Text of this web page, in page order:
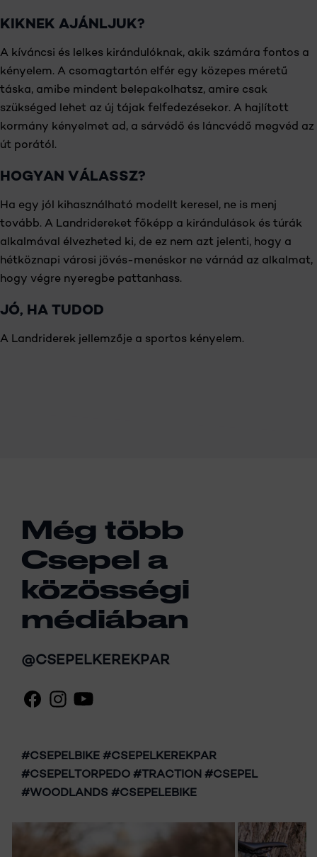
KIKNEK AJÁNLJUK?
A kíváncsi és lelkes kirándulóknak, akik számára fontos a
kényelem. A csomagtartón elfér egy közepes méretű
táska, amibe mindent belepakolhatsz, amire csak
szükséged lehet az új tájak felfedezésekor. A hajlított
kormány kényelmet ad, a sárvédő és láncvédő megvéd az
út porától.
HOGYAN VÁLASSZ?
Ha egy jól kihasználható modellt keresel, ne is menj
tovább. A Landridereket főképp a kirándulások és túrák
alkalmával élvezheted ki, de ez nem azt jelenti, hogy a
hétköznapi városi jövés-menéskor ne várnád az alkalmat,
hogy végre nyeregbe pattanhass.
JÓ, HA TUDOD
A Landriderek jellemzője a sportos kényelem.
Még több
Csepel a
közösségi
médiában
@CSEPELKEREKPAR
#CSEPELBIKE #CSEPELKEREKPAR
#CSEPELTORPEDO #TRACTION #CSEPEL
#WOODLANDS #CSEPELEBIKE